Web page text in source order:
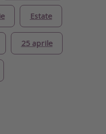
Estate
25 aprile